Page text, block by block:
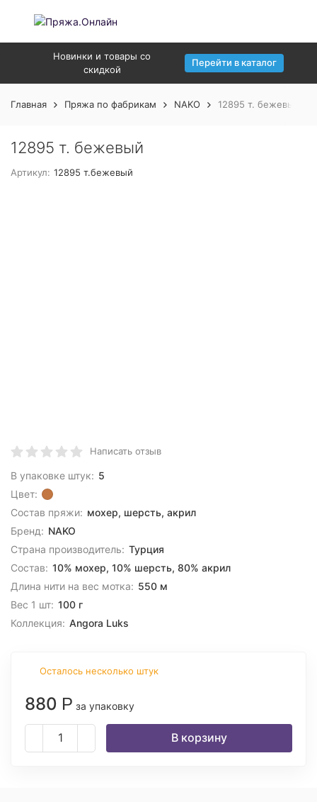
Новинки и товары со
скидкой
Перейти в каталог
Главная Пряжа по фабрикам NAKO 12895 т. бежевый
12895 т. бежевый
Артикул: 12895 т.бежевый
Написать отзыв
В упаковке штук: 5
Цвет:
Состав пряжи: мохер, шерсть, акрил
Бренд: NAKO
Страна производитель: Турция
Состав: 10% мохер, 10% шерсть, 80% акрил
Длина нити на вес мотка: 550 м
Вес 1 шт: 100 г
Коллекция: Angora Luks
Осталось несколько штук
880 Р за упаковку
В корзину